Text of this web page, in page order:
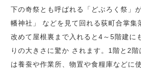
下の奇祭とも呼ばれる「どぶろく祭」
幡神社」 などを見て回れる荻町合掌集
改めて屋根裏まで入れると4～5階建に
りの大きさに驚か されます。1階と2
は養蚕や作業所、物置や食糧庫などに